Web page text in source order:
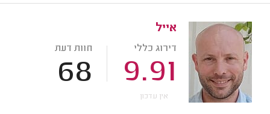
אייל
דירוג כללי
9.91
חוות דעת
68
אין עדכון